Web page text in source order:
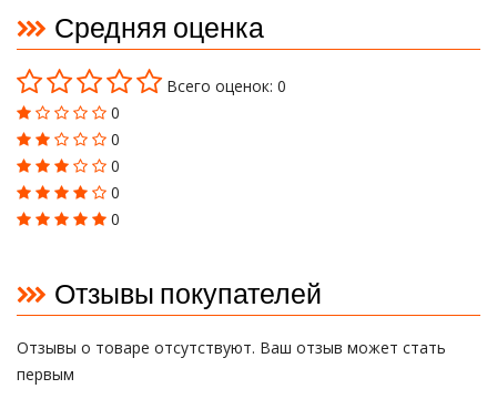
Средняя оценка
Всего оценок: 0
0
0
0
0
0
Отзывы покупателей
Отзывы о товаре отсутствуют. Ваш отзыв может стать
первым